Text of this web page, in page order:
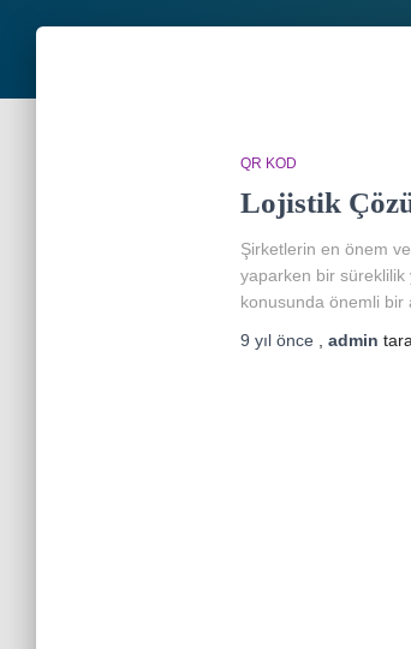
QR KOD
Lojistik
Şirketlerin en önem
yaparken bir süreklilik
konusunda önemli bir
9 yılönce admin